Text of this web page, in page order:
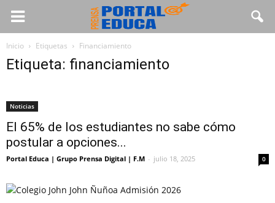
Inicio Etiquetas Financiamiento
Etiqueta: financiamiento
Noticias
El 65% de los estudiantes no sabe cómo
postular a opciones...
Portal Educa | Grupo Prensa Digital | F.M - julio 18, 2025 0